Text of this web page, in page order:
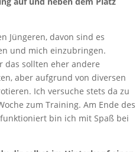
Jüngeren, davon sind es
und mich einzubringen.
das sollten eher andere
aber aufgrund von diversen
Ich versuche stets da zu
zum Training. Am Ende des
bin ich mit Spaß bei